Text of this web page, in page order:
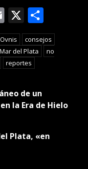
Email
X
consejos
Mar del Plata
no
reportes
de un
la Era de Hielo
Plata, «en